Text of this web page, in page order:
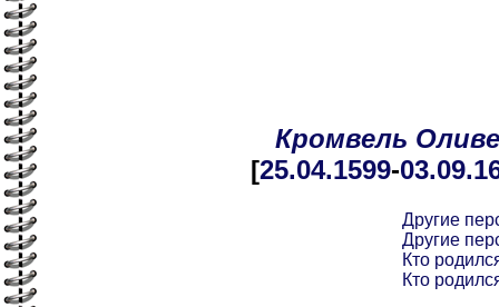
Кромвель
[25.04.1599-03.09
Другие
Другие
Кто
Кто